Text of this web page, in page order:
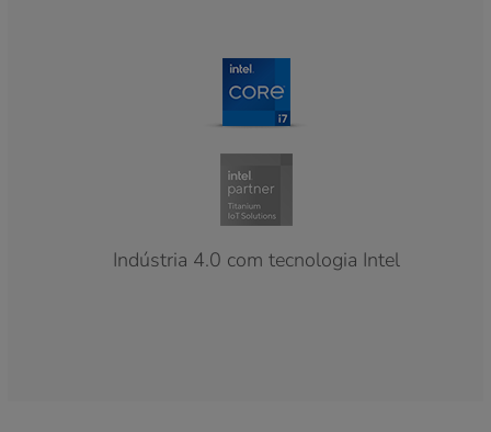
Indústria 4.0 com tecnologia Intel